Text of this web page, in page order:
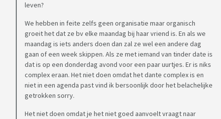
leven?
We hebben in feite zelfs geen organisatie maar organisch
groeit het dat ze bv elke maandag bij haar vriend is. En als we
maandag is iets anders doen dan zal ze wel een andere dag
gaan of een week skippen. Als ze met iemand van tinder date is
dat is op een donderdag avond voor een paar uurtjes. Er is niks
complex eraan. Het niet doen omdat het dante complex is en
niet in een agenda past vind ik bersoonlijk door het belachelijke
getrokken sorry.
Het niet doen omdat je het niet goed aanvoelt vraagt naar